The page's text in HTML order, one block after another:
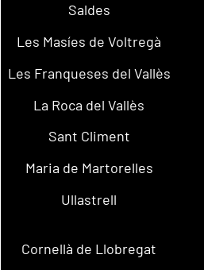
Saldes
Les Masíes de Voltregà
Les Franqueses del Vallès
La Roca del Vallès
Sant Climent
Maria de Martorelles
Ullastrell
Cornellà de Llobregat